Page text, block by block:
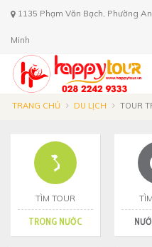
1135 Phạm Văn Bạch, Phường
Minh
TRANG CHỦ DU LỊCH TOUR
TÌM TOUR
TRONG NƯỚC